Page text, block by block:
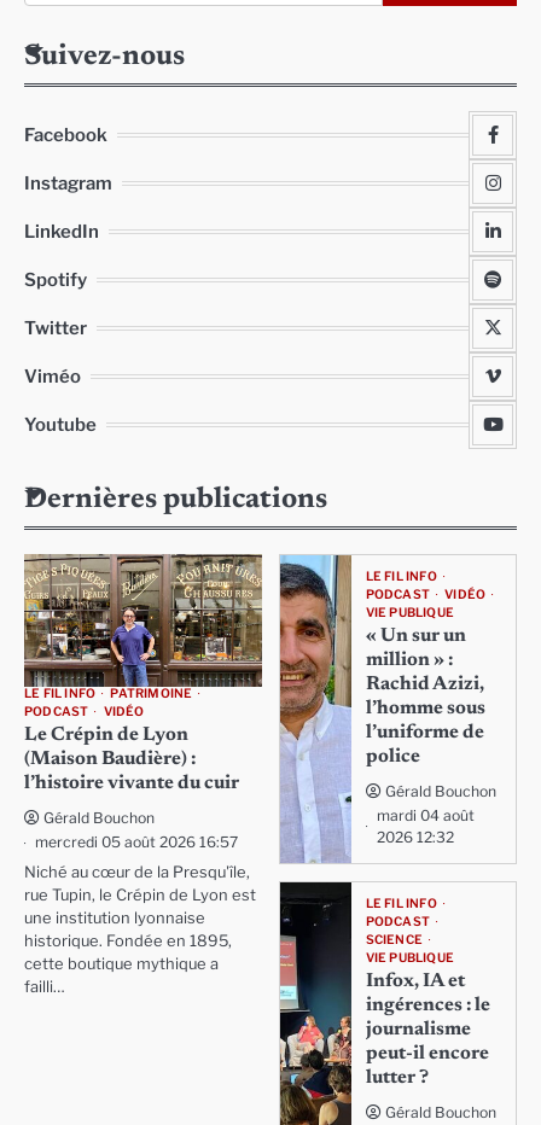
Suivez-nous
Facebook
Instagram
LinkedIn
Spotify
Twitter
Viméo
Youtube
Dernières publications
LE FIL INFO
PATRIMOINE
PODCAST
VIDÉO
Le Crépin de Lyon
(Maison Baudière) :
l’histoire vivante du cuir
Gérald Bouchon
mercredi 05 août 2026 16:57
Niché au cœur de la Presqu'île,
rue Tupin, le Crépin de Lyon est
une institution lyonnaise
historique. Fondée en 1895,
cette boutique mythique a
failli…
LE FIL INFO
PODCAST
VIDÉO
VIE PUBLIQUE
« Un sur un
million » :
Rachid Azizi,
l’homme sous
l’uniforme de
police
Gérald Bouchon
mardi 04 août
2026 12:32
LE FIL INFO
PODCAST
SCIENCE
VIE PUBLIQUE
Infox, IA et
ingérences : le
journalisme
peut-il encore
lutter ?
Gérald Bouchon